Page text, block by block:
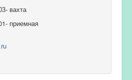
вахта
приемная